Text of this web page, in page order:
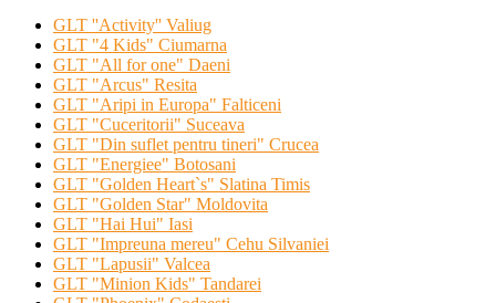
GLT ''Activity'' Valiug
GLT "4 Kids" Ciumarna
GLT "All for one" Daeni
GLT "Arcus" Resita
GLT "Aripi in Europa" Falticeni
GLT "Cuceritorii" Suceava
GLT "Din suflet pentru tineri" Crucea
GLT "Energiee" Botosani
GLT "Golden Heart`s" Slatina Timis
GLT "Golden Star" Moldovita
GLT "Hai Hui" Iasi
GLT "Impreuna mereu" Cehu Silvaniei
GLT "Lapusii" Valcea
GLT "Minion Kids" Tandarei